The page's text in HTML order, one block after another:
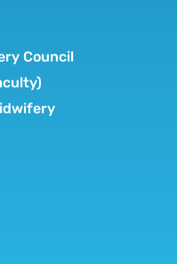
Council